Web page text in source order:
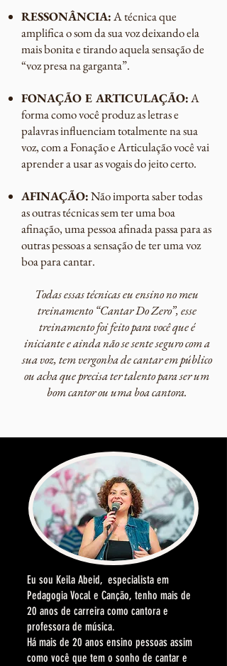
RESSONÂNCIA:A técnica que
amplifica o som da sua voz deixando ela
mais bonita e tirando aquela sensação de
“voz presa na garganta”.
FONAÇÃO E ARTICULAÇÃO:A
forma como você produz as letras e
palavras influenciam totalmente na sua
voz, com a Fonação e Articulação você vai
aprender a usar as vogais do jeito certo.
AFINAÇÃO:Não importa saber todas
as outras técnicas sem ter uma boa
afinação, uma pessoa afinada passa para as
outras pessoas a sensação de ter uma voz
boa para cantar.
Todas essas técnicas eu ensino no meu
treinamento “Cantar Do Zero”, esse
treinamento foi feito para você que é
iniciante e ainda não se sente seguro com a
sua voz, tem vergonha de cantar em público
ou acha que precisa ter talento para ser um
bom cantor ou uma boa cantora.
Eu sou Keila Abeid, especialista em
Pedagogia Vocal e Canção, tenho mais de
20 anos de carreira como cantora e
professora de música.
Há mais de 20 anos ensino pessoas assim
como você que tem o sonho de cantar e